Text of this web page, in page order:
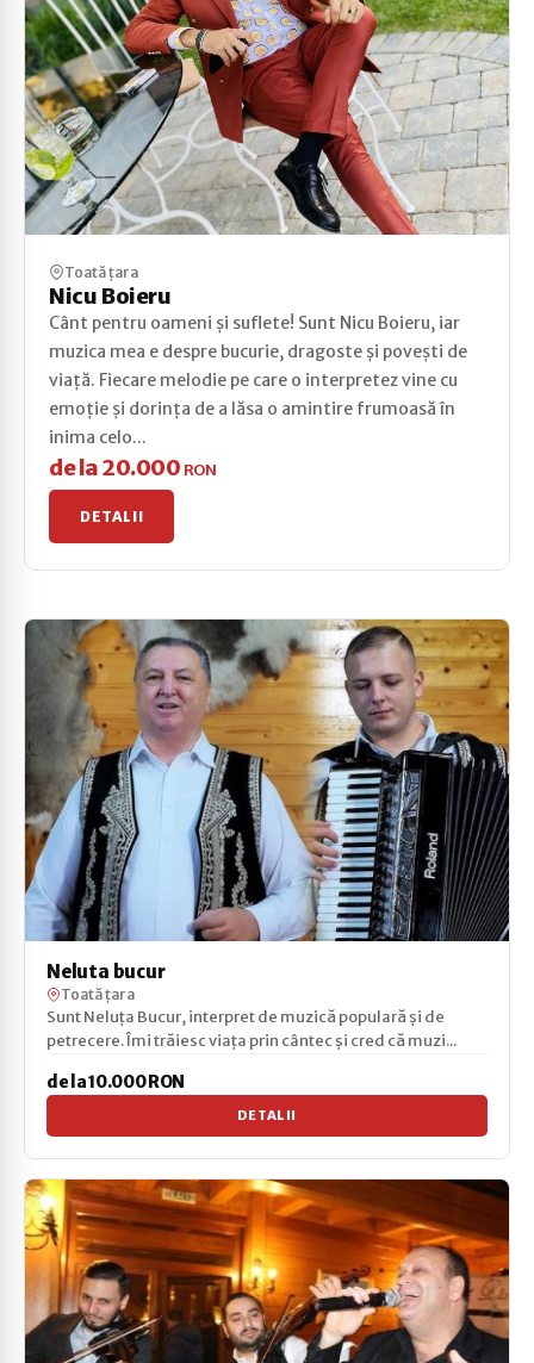
Toată țara
Nicu Boieru
Cânt pentru oameni și suflete! Sunt Nicu Boieru, iar
muzica mea e despre bucurie, dragoste și povești de
viață. Fiecare melodie pe care o interpretez vine cu
emoție și dorința de a lăsa o amintire frumoasă în
inima celo...
de la 20.000 RON
DETALII
Neluta bucur
Toată țara
Sunt Neluța Bucur, interpret de muzică populară și de
petrecere. Îmi trăiesc viața prin cântec și cred că muzi...
de la 10.000 RON
DETALII